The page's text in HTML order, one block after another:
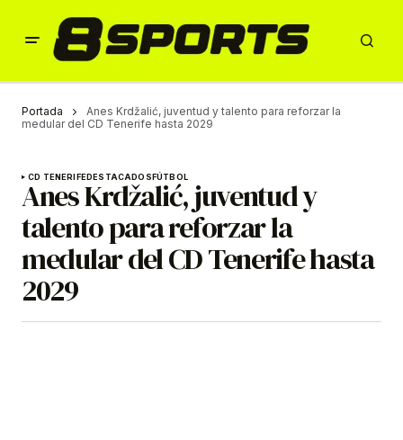
Portada
Anes Krdžalić, juventud y talento para reforzar la
medular del CD Tenerife hasta 2029
CD TENERIFEDESTACADOSFÚTBOL
Anes Krdžalić, juventud y
talento para reforzar la
medular del CD Tenerife hasta
2029